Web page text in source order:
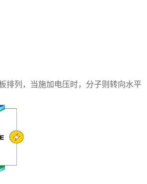
排列，当施加电压时，分子则转向水平